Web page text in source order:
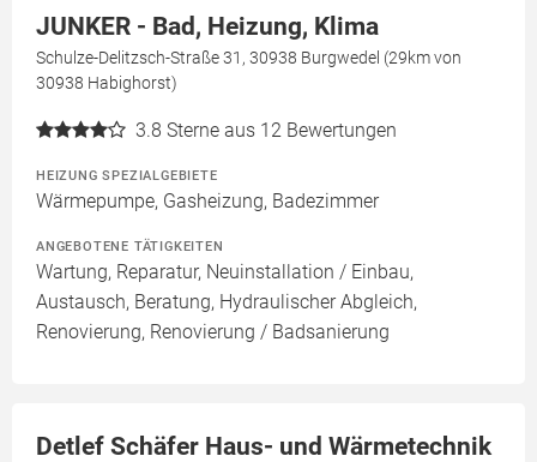
JUNKER - Bad, Heizung, Klima
Schulze-Delitzsch-Straße 31, 30938 Burgwedel (29km von
30938 Habighorst)
3.8 Sterne aus 12 Bewertungen
HEIZUNG SPEZIALGEBIETE
Wärmepumpe, Gasheizung, Badezimmer
ANGEBOTENE TÄTIGKEITEN
Wartung, Reparatur, Neuinstallation / Einbau,
Austausch, Beratung, Hydraulischer Abgleich,
Renovierung, Renovierung / Badsanierung
Detlef Schäfer Haus- und Wärmetechnik